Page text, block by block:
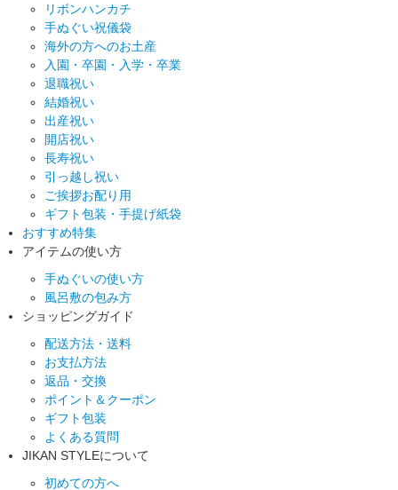
リボンハンカチ
手ぬぐい祝儀袋
海外の方へのお土産
入園・卒園・入学・卒業
退職祝い
結婚祝い
出産祝い
開店祝い
長寿祝い
引っ越し祝い
ご挨拶お配り用
ギフト包装・手提げ紙袋
おすすめ特集
アイテムの使い方
手ぬぐいの使い方
風呂敷の包み方
ショッピングガイド
配送方法・送料
お支払方法
返品・交換
ポイント＆クーポン
ギフト包装
よくある質問
JIKAN STYLEについて
初めての方へ